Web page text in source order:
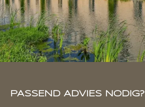
PASSEND ADVIES NODIG?